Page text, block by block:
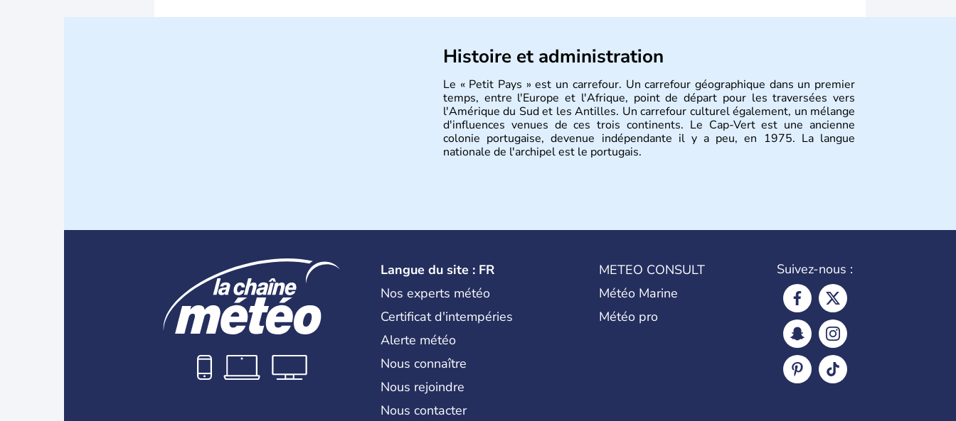
Histoire et administration
Le « Petit Pays » est un carrefour. Un carrefour géographique dans un premier
temps, entre l'Europe et l'Afrique, point de départ pour les traversées vers
l'Amérique du Sud et les Antilles. Un carrefour culturel également, un mélange
d'influences venues de ces trois continents. Le Cap-Vert est une ancienne
colonie portugaise, devenue indépendante il y a peu, en 1975. La langue
nationale de l'archipel est le portugais.
Langue du site : FR
Nos experts météo
Certificat d'intempéries
Alerte météo
Nous connaître
Nous rejoindre
Nous contacter
METEO CONSULT
Météo Marine
Météo pro
Suivez-nous :